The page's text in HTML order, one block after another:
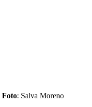
Foto: Salva Moreno